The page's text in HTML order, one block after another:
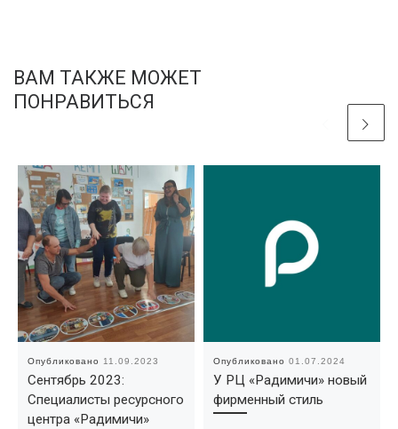
ВАМ ТАКЖЕ МОЖЕТ
ПОНРАВИТЬСЯ
Опубликовано 11.09.2023
Сентябрь 2023:
Специалисты ресурсного
центра «Радимичи»
Опубликовано 01.07.2024
У РЦ «Радимичи» новый
фирменный стиль